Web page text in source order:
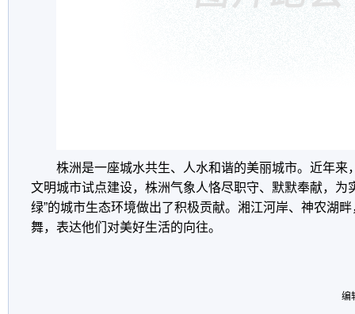
株洲是一座城水共生、人水和谐的美丽城市。近年来
文明城市试点建设，株洲气象人恪尽职守、默默奉献，为
绿”的城市生态环境做出了积极贡献。湘江河岸、神农湖
舞，表达他们对美好生活的向往。
编